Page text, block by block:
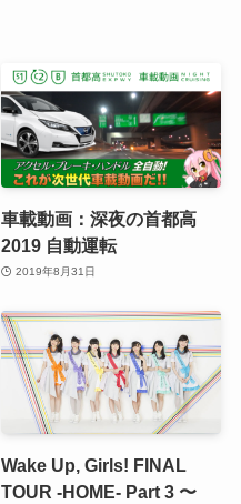
車載動画：深夜の首都高
2019 自動運転
2019年8月31日
Wake Up, Girls! FINAL
TOUR -HOME- Part 3 〜